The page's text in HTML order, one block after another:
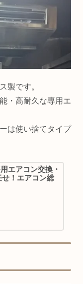
製です。
・高耐久な専用エ
は使い捨てタイプ
エアコン交換・
！エアコン総